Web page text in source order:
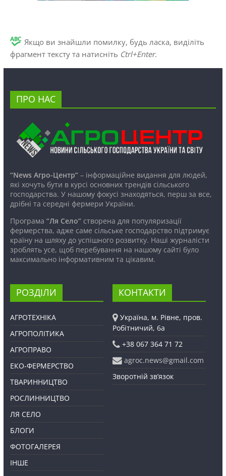
Якщо ви знайшли помилку, будь ласка, виділіть
фрагмент тексту та натисніть Ctrl+Enter.
ПРО НАС
“News Агро-Центр”– інформаційне видання для людей,
які хочуть бути в курсі основних трендів сільського
господарства. У нашому фокусі знаходяться, перш за все,
дрібні та середні фермери України.
Програма “Ля Село”створена для популяризації
фермерства, адже саме сільське господарство підтримує
країну на шляху до успішного розвитку. Наші журналісти
зроблять усе, щоб перебування на нашому сайті було
максимально інформативним та цікавим.
РОЗДІЛИ
АГРОТЕХНІКА
АГРОПОЛІТИКА
АГРОПРАВО
ЕКО-ФЕРМЕРСТВО
ТВАРИННИЦТВО
РОСЛИННИЦТВО
ЛЯ СЕЛО
БЛОГИ
ФОТОГАЛЕРЕЯ
ІНШЕ
КОНТАКТИ
Україна, м. Рівне, пров.
Робітничий, 6а
+38 067 364 71 72
agroc.news@gmail.com
Зворотній зв’язок